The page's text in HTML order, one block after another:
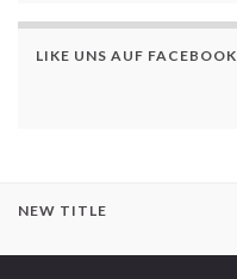
LIKE UNS AUF FACEBOOK
NEW TITLE